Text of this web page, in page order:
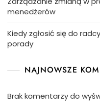
menedżerów
Kiedy zgłosić się do
porady
NAJNOWSZE
Brak komentarzy do